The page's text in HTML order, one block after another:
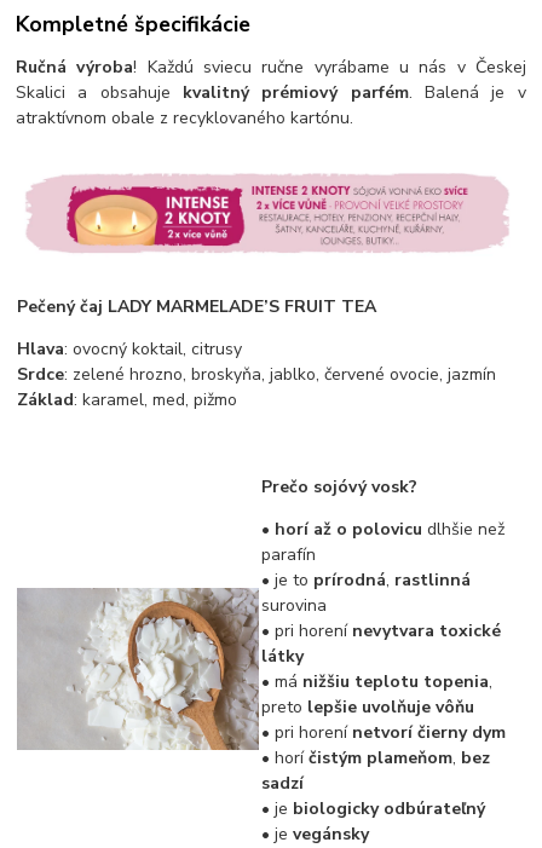
Kompletné špecifikácie
Ručná výroba! Každú sviecu ručne vyrábame u nás v Českej
Skalici a obsahuje kvalitný prémiový parfém. Balená je v
atraktívnom obale z recyklovaného kartónu.
Pečený čaj LADY MARMELADE’S FRUIT TEA
Hlava: ovocný koktail, citrusy
Srdce: zelené hrozno, broskyňa, jablko, červené ovocie, jazmín
Základ: karamel, med, pižmo
Prečo sojóvý vosk?
• horí až o polovicu dlhšie než
parafín
• je to prírodná, rastlinná
surovina
• pri horení nevytvara toxické
látky
• má nižšiu teplotu topenia,
preto lepšie uvolňuje vôňu
• pri horení netvorí čierny dym
• horíčistým plameňom, bez
sadzí
• je biologicky odbúrateľný
• jevegánsky